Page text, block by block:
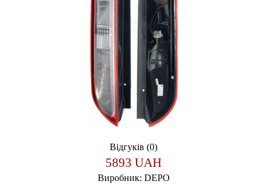
Відгуків (0)
5893 UAH
Виробник: DEPO